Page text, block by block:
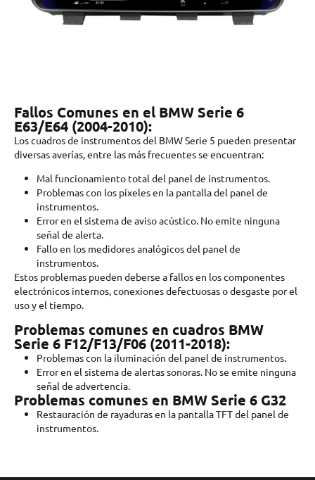
Fallos Comunes en el BMW Serie 6
E63/E64 (2004-2010):
Los cuadros de instrumentos del BMW Serie 5 pueden presentar
diversas averías, entre las más frecuentes se encuentran:
Mal funcionamiento total del panel de instrumentos.
Problemas con los píxeles en la pantalla del panel de
instrumentos.
Error en el sistema de aviso acústico. No emite ninguna
señal de alerta.
Fallo en los medidores analógicos del panel de
instrumentos.
Estos problemas pueden deberse a fallos en los componentes
electrónicos internos, conexiones defectuosas o desgaste por el
uso y el tiempo.
Problemas comunes en cuadros BMW
Serie 6 F12/F13/F06 (2011-2018):
Problemas con la iluminación del panel de instrumentos.
Error en el sistema de alertas sonoras. No se emite ninguna
señal de advertencia.
Problemas comunes en BMW Serie 6 G32
Restauración de rayaduras en la pantalla TFT del panel de
instrumentos.